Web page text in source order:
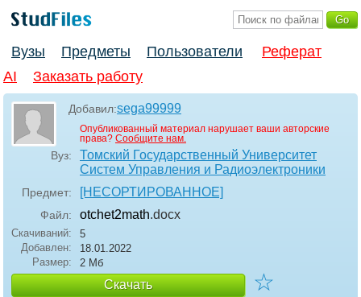
Вузы Предметы Пользователи
Реферат
AI
Заказать работу
Добавил:sega99999
Опубликованный материал нарушает ваши авторские
права? Сообщите нам.
Вуз:
Томский Государственный Университет
Систем Управления и Радиоэлектроники
Предмет: [НЕСОРТИРОВАННОЕ]
Файл: otchet2math.docx
Скачиваний:
5
Добавлен:
18.01.2022
Размер:
2 Мб
Скачать ☆